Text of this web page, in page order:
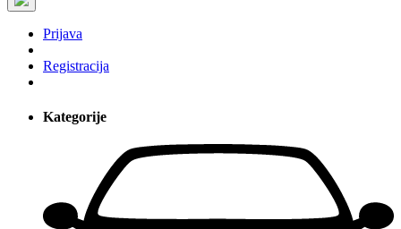
Prijava
Registracija
Kategorije